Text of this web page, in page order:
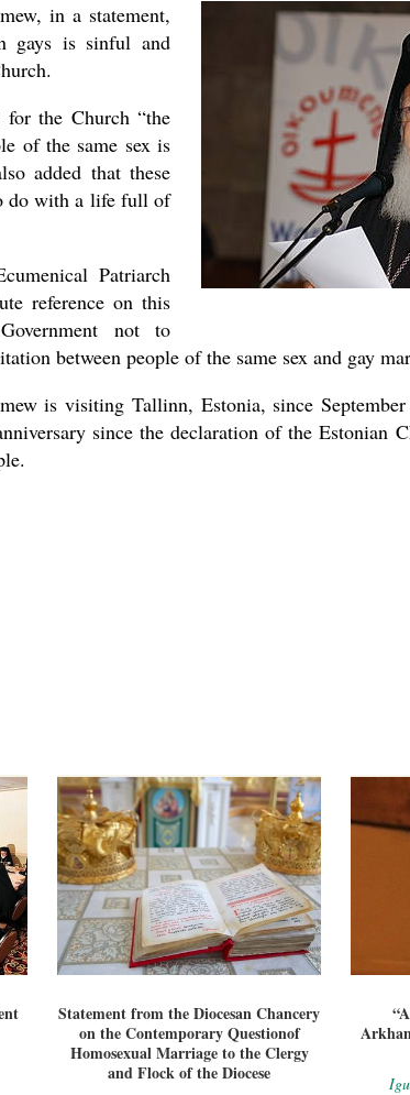
in a statement,
gays is sinful and
the Church “the
of the same sex is
added that these
do with a life full of
Patriarch
reference on this
not to
between people of the same sex and gay
is visiting Tallinn, Estonia, since
since the declaration of the Estonian
Statement from the Diocesan Chancery
on the Contemporary Questionof
Homosexual Marriage to the Clergy
and Flock of the Diocese